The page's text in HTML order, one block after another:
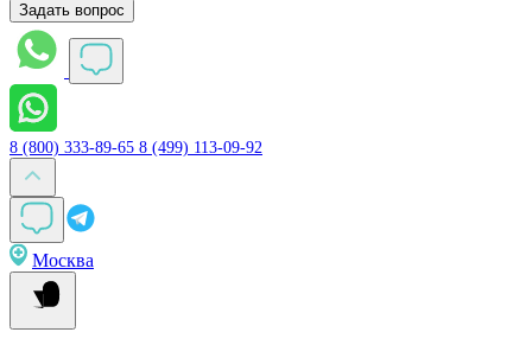
Задать вопрос
8 (800) 333-89-65 8 (499) 113-09-92
Москва